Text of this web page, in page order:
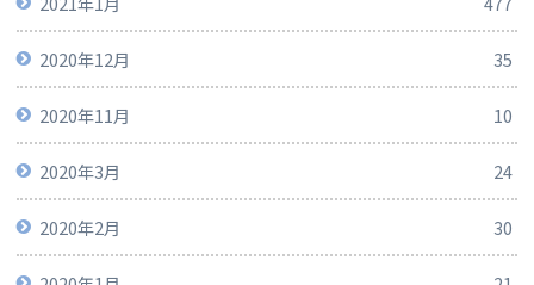
2020年12月 35
2020年11月 10
2020年3月 24
2020年2月 30